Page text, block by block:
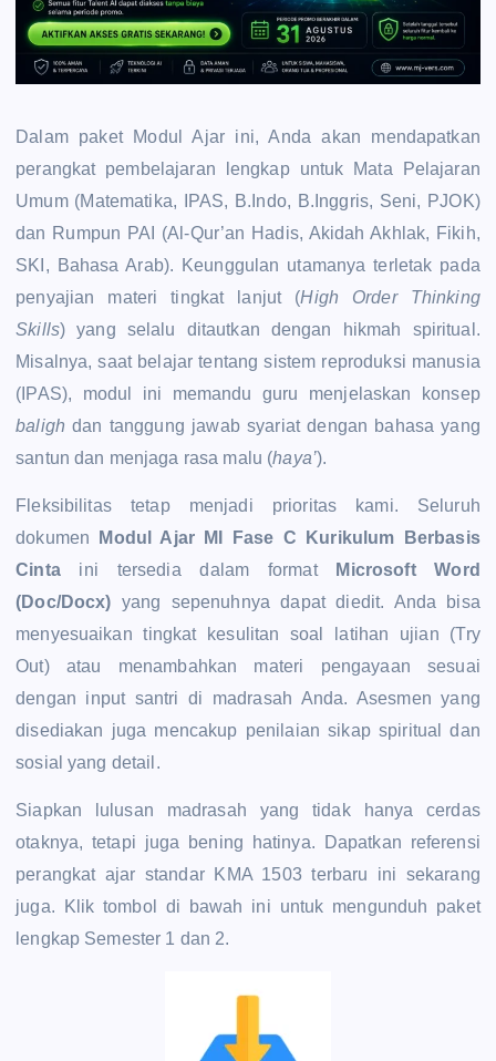
Dalam paket Modul Ajar ini, Anda akan mendapatkan
perangkat pembelajaran lengkap untuk Mata Pelajaran
Umum (Matematika, IPAS, B.Indo, B.Inggris, Seni, PJOK)
dan Rumpun PAI (Al-Qur’an Hadis, Akidah Akhlak, Fikih,
SKI, Bahasa Arab). Keunggulan utamanya terletak pada
penyajian materi tingkat lanjut (High Order Thinking
Skills) yang selalu ditautkan dengan hikmah spiritual.
Misalnya, saat belajar tentang sistem reproduksi manusia
(IPAS), modul ini memandu guru menjelaskan konsep
baligh dan tanggung jawab syariat dengan bahasa yang
santun dan menjaga rasa malu (haya’).
Fleksibilitas tetap menjadi prioritas kami. Seluruh
dokumen
Modul Ajar MI Fase C Kurikulum Berbasis
Cintaini tersedia dalam format
Microsoft Word
(Doc/Docx) yang sepenuhnya dapat diedit. Anda bisa
menyesuaikan tingkat kesulitan soal latihan ujian (Try
Out) atau menambahkan materi pengayaan sesuai
dengan input santri di madrasah Anda. Asesmen yang
disediakan juga mencakup penilaian sikap spiritual dan
sosial yang detail.
Siapkan lulusan madrasah yang tidak hanya cerdas
otaknya, tetapi juga bening hatinya. Dapatkan referensi
perangkat ajar standar KMA 1503 terbaru ini sekarang
juga. Klik tombol di bawah ini untuk mengunduh paket
lengkap Semester 1 dan 2.